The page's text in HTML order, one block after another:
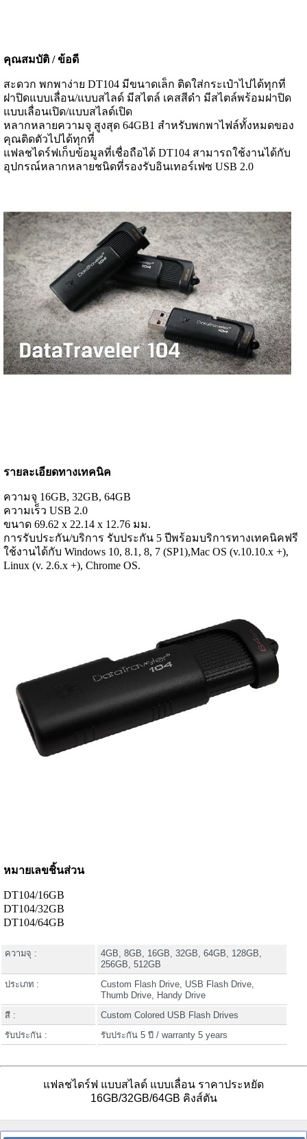
คุณสมบัติ / ข้อดี
สะดวก พกพาง่าย DT104 มีขนาดเล็ก ติดใส่กระเป๋าไปได้ทุกที่
ฝาปิดแบบเลื่อน/แบบสไลด์ มีสไตล์ เคสสีดำ มีสไตล์พร้อมฝาปิด
แบบเลื่อนเปิด/แบบสไลด์เปิด
หลากหลายความจุ สูงสุด 64GB1 สำหรับพกพาไฟล์ทั้งหมดของ
คุณติดตัวไปได้ทุกที่
แฟลชไดร์ฟเก็บข้อมูลที่เชื่อถือได้ DT104 สามารถใช้งานได้กับ
อุปกรณ์หลากหลายชนิดที่รองรับอินเทอร์เฟซ USB 2.0
รายละเอียดทางเทคนิค
ความจุ 16GB, 32GB, 64GB
ความเร็ว USB 2.0
ขนาด 69.62 x 22.14 x 12.76 มม.
การรับประกัน/บริการ รับประกัน 5 ปีพร้อมบริการทางเทคนิคฟรี
ใช้งานได้กับ Windows 10, 8.1, 8, 7 (SP1),Mac OS (v.10.10.x +),
Linux (v. 2.6.x +), Chrome OS.
หมายเลขชิ้นส่วน
DT104/16GB
DT104/32GB
DT104/64GB
ความจุ :
4GB, 8GB, 16GB, 32GB, 64GB, 128GB,
256GB, 512GB
ประเภท :
Custom Flash Drive, USB Flash Drive,
Thumb Drive, Handy Drive
สี :
Custom Colored USB Flash Drives
รับประกัน :
รับประกัน 5 ปี / warranty 5 years
แฟลชไดร์ฟ แบบสไลด์ แบบเลื่อน ราคาประหยัด
16GB/32GB/64GB คิงส์ตัน